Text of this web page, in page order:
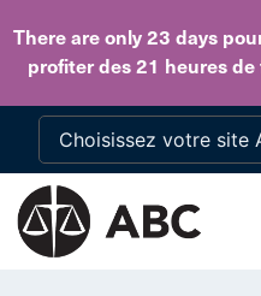
There are only 23 days
profiter des 21 heures de